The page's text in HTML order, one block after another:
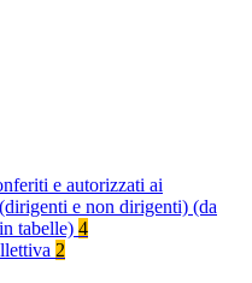
e autorizzati ai
e non dirigenti) (da
tabelle) 4
2